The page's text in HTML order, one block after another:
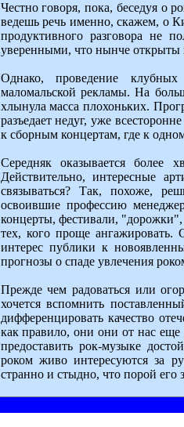
Честно говоря, пока, беседуя о
ведешь речь именно, скажем, о
продуктивного разговора не
уверенными, что нынче открыты
Однако, проведение
маломальской рекламы. На
хлынула масса плохоньких.
разъедает недуг, уже
к сборным концертам, где к
Середняк оказывается
Действительно, интересные
связываться? Так, похоже,
освоившие профессию
концерты, фестивали,
тех, кого проще
интерес публики к
прогнозы о спаде увлечения
Прежде чем радоваться или
хочется вспомнить
дифференцировать качество
как правило, они они от нас
предоставить рок-музыке
роком живо интересуются за
странно и стыдно, что порой